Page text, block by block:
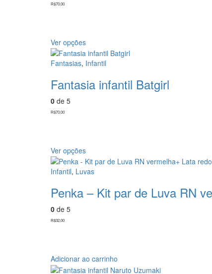
R$70,00
Ver opções
Fantasias, Infantil
Fantasia infantil Batgirl
0 de 5
R$70,00
Ver opções
Infantil, Luvas
Penka – Kit par de Luva RN
0 de 5
R$32,00
Adicionar ao carrinho